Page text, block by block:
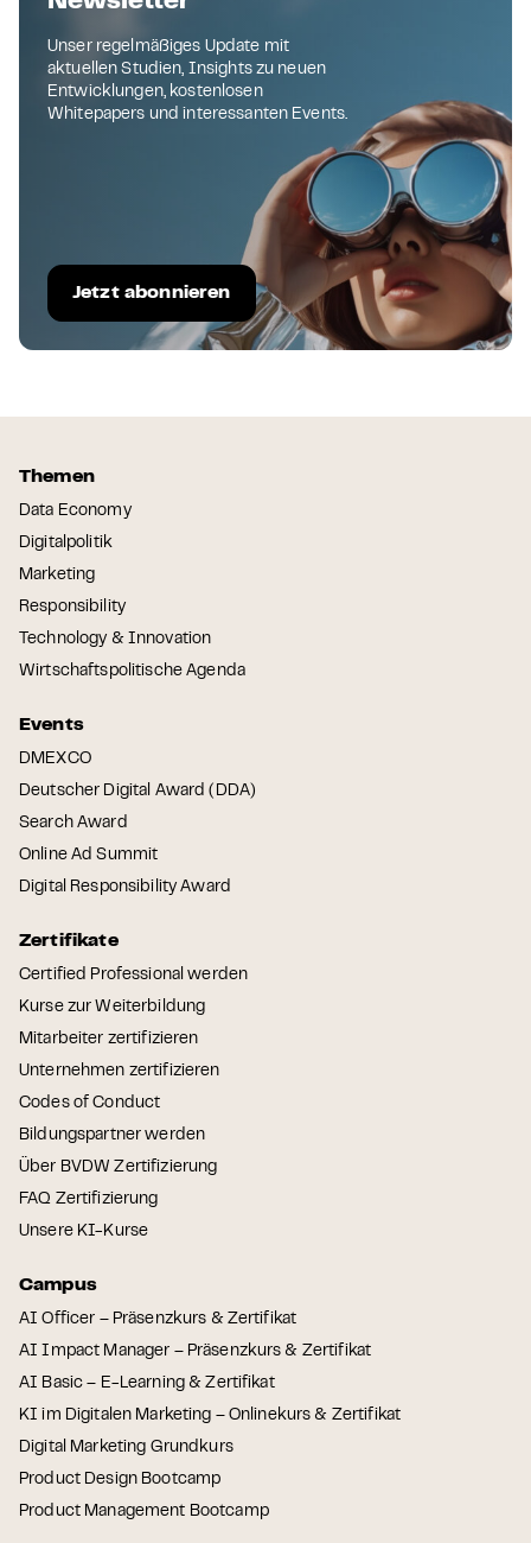
Unser regelmäßiges Update mit
aktuellen Studien, Insights zu neuen
Entwicklungen, kostenlosen
Whitepapers und interessanten Events.
Jetzt abonnieren
Themen
Data Economy
Digitalpolitik
Marketing
Responsibility
Technology & Innovation
Wirtschaftspolitische Agenda
Events
DMEXCO
Deutscher Digital Award (DDA)
Search Award
Online Ad Summit
Digital Responsibility Award
Zertifikate
Certified Professional werden
Kurse zur Weiterbildung
Mitarbeiter zertifizieren
Unternehmen zertifizieren
Codes of Conduct
Bildungspartner werden
Über BVDW Zertifizierung
FAQ Zertifizierung
Unsere KI-Kurse
Campus
AI Officer – Präsenzkurs & Zertifikat
AI Impact Manager – Präsenzkurs & Zertifikat
AI Basic – E-Learning & Zertifikat
KI im Digitalen Marketing – Onlinekurs & Zertifikat
Digital Marketing Grundkurs
Product Design Bootcamp
Product Management Bootcamp